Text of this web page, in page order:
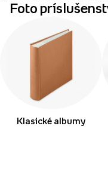
Foto
Klasické albumy